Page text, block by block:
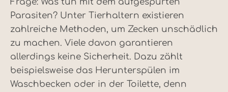
Parasiten? Unter Tierhaltern existieren
zahlreiche Methoden, um Zecken unschädlich
zu machen. Viele davon garantieren
allerdings keine Sicherheit. Dazu zählt
beispielsweise das Herunterspülen im
Waschbecken oder in der Toilette, denn